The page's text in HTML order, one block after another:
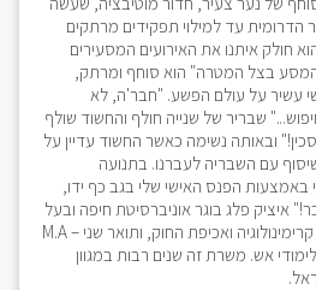
הדרומית עד למילוי תפקידים מרתקים
חולק איתנו את האירועים המסעירים
בצל המטרה" הוא סוחף ומרתק,
עשיר על עולם הפשע. "חבר'ה, לא
שבריר של שנייה חולף והחשוד שולף
ובאותה נשימה כאשר החשוד עדיין על
עם השבריה לעברנו. בתנועה
באמצעות הפנס האישי שלי בגב כף ידו,
איציק פלג בוגר אוניברסיטת חיפה ובעל
תואר ראשון – B.A במשפטים, קרימינולוגיה ואכיפת החוק, ותואר שני – M.A
אש. משרת זה שנים רבות במגוון